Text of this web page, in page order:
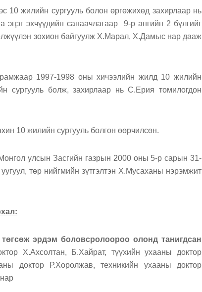
жилийн сургууль болон өргөжихөд захирлаар нь
эцэг эхчүүдийн санаачлагаар 9-р ангийн 2 бүлгийг
зохион байгуулж Х.Марал, Х.Дамыс нар дааж
1997-1998 оны хичээлийн жилд 10 жилийн
сургууль болж, захирлаар нь С.Ерия томилогдон
10 жилийн сургууль болгон өөрчилсөн.
улсын Засгийн газрын 2000 оны 5-р сарын 31-
төр нийгмийн зүтгэлтэн Х.Мусаханы нэрэмжит
эрдэм боловсролоороо олонд танигдсан
Х.Ахсолтан, Б.Хайрат, түүхийн ухааны доктор
доктор Р.Хоролжав, техникийн ухааны доктор
доктор Т.Гүлнар